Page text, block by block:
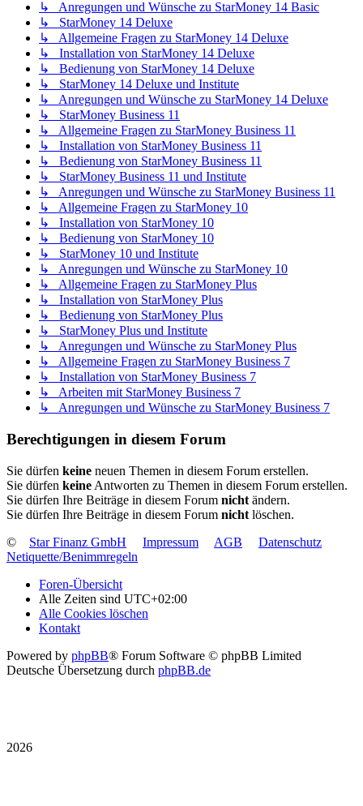
↳ Anregungen und Wünsche zu StarMoney 14 Basic
↳ StarMoney 14 Deluxe
↳ Allgemeine Fragen zu StarMoney 14 Deluxe
↳ Installation von StarMoney 14 Deluxe
↳ Bedienung von StarMoney 14 Deluxe
↳ StarMoney 14 Deluxe und Institute
↳ Anregungen und Wünsche zu StarMoney 14 Deluxe
↳ StarMoney Business 11
↳ Allgemeine Fragen zu StarMoney Business 11
↳ Installation von StarMoney Business 11
↳ Bedienung von StarMoney Business 11
↳ StarMoney Business 11 und Institute
↳ Anregungen und Wünsche zu StarMoney Business 11
↳ Allgemeine Fragen zu StarMoney 10
↳ Installation von StarMoney 10
↳ Bedienung von StarMoney 10
↳ StarMoney 10 und Institute
↳ Anregungen und Wünsche zu StarMoney 10
↳ Allgemeine Fragen zu StarMoney Plus
↳ Installation von StarMoney Plus
↳ Bedienung von StarMoney Plus
↳ StarMoney Plus und Institute
↳ Anregungen und Wünsche zu StarMoney Plus
↳ Allgemeine Fragen zu StarMoney Business 7
↳ Installation von StarMoney Business 7
↳ Arbeiten mit StarMoney Business 7
↳ Anregungen und Wünsche zu StarMoney Business 7
Berechtigungen in diesem Forum
Sie dürfen keine neuen Themen in diesem Forum erstellen.
Sie dürfen keine Antworten zu Themen in diesem Forum erstellen.
Sie dürfen Ihre Beiträge in diesem Forum nicht ändern.
Sie dürfen Ihre Beiträge in diesem Forum nicht löschen.
©
Star Finanz GmbH Impressum AGB
Datenschutz
Netiquette/Benimmregeln
Foren-Übersicht
Alle Zeiten sind UTC+02:00
Alle Cookies löschen
Kontakt
Powered by phpBB® Forum Software © phpBB Limited
Deutsche Übersetzung durch phpBB.de
2026